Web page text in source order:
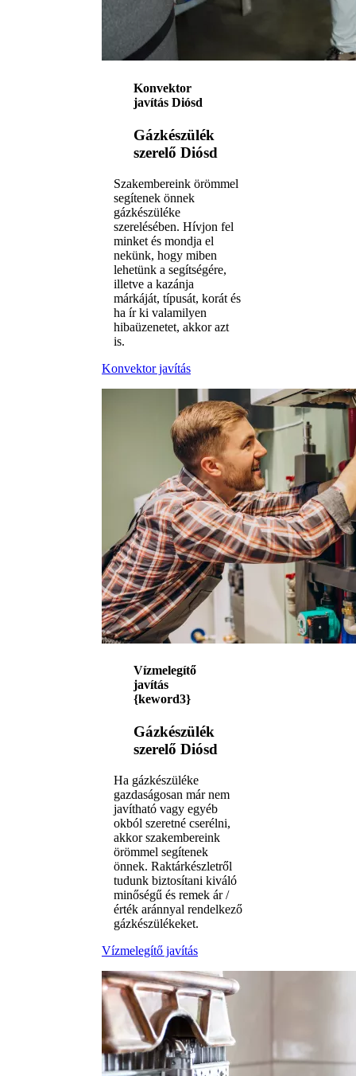
Konvektor
javítás Diósd
Gázkészülék
szerelő Diósd
Szakembereink örömmel
segítenek önnek
gázkészüléke
szerelésében. Hívjon fel
minket és mondja el
nekünk, hogy miben
lehetünk a segítségére,
illetve a kazánja
márkáját, típusát, korát és
ha ír ki valamilyen
hibaüzenetet, akkor azt
is.
Konvektor javítás
Vízmelegítő
javítás
{keword3}
Gázkészülék
szerelő Diósd
Ha gázkészüléke
gazdaságosan már nem
javítható vagy egyéb
okból szeretné cserélni,
akkor szakembereink
örömmel segítenek
önnek. Raktárkészletről
tudunk biztosítani kiváló
minőségű és remek ár /
érték aránnyal rendelkező
gázkészülékeket.
Vízmelegítő javítás